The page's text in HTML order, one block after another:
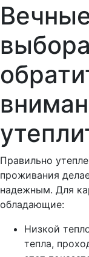
Правильно
проживания
надежным. Для
обладающие:
Низкой
тепла,